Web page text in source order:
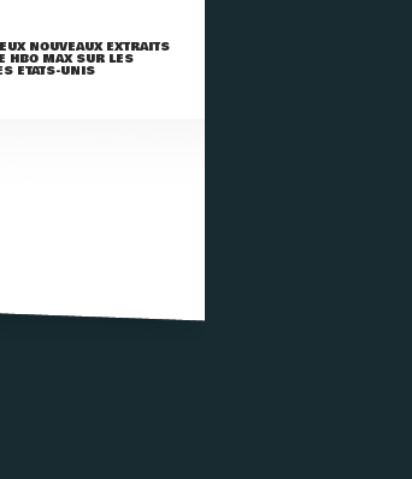
NOUVEAUX EXTRAITS
HBO MAX SUR LES
ETATS-UNIS